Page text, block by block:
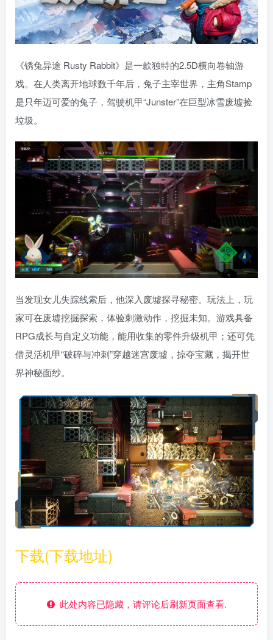
《锈兔异途 Rusty Rabbit》是一款独特的2.5D横向卷轴游
戏。在人类离开地球数千年后，兔子主宰世界，主角Stamp
是只年迈可爱的兔子，驾驶机甲“Junster”在巨型冰雪废墟捡
垃圾。
当发现女儿失踪线索后，他深入废墟探寻秘密。玩法上，玩
家可在废墟挖掘探索，体验刺激动作，挖掘未知。游戏具备
RPG成长与自定义功能，能用收集的零件升级机甲；还可凭
借灵活机甲“破碎与冲刺”穿越迷宫废墟，掠夺宝藏，揭开世
界神秘面纱。
下载(下载地址)
此处内容已隐藏，请评论后刷新页面查看.